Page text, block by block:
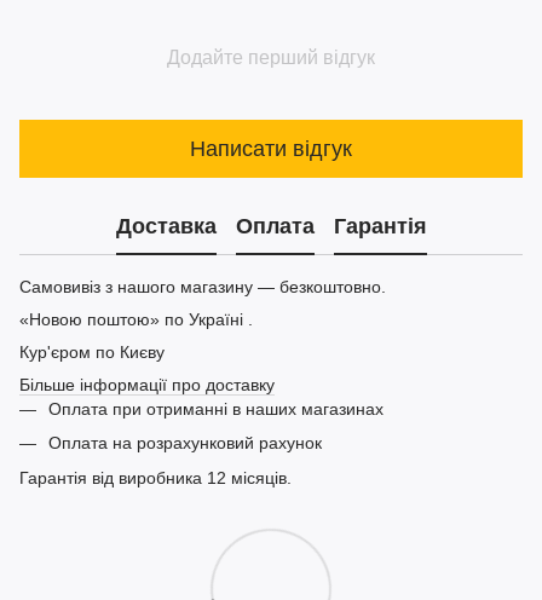
Додайте перший відгук
Написати відгук
Доставка Оплата Гарантія
Самовивіз з нашого магазину — безкоштовно.
«Новою поштою» по Україні .
Кур'єром по Києву
Більше інформації про доставку
Оплата при отриманні в наших магазинах
Оплата на розрахунковий рахунок
Гарантія від виробника 12 місяців.